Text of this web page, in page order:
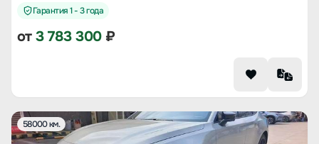
Гарантия 1 - 3 года
от3 783 300₽
58000 км.